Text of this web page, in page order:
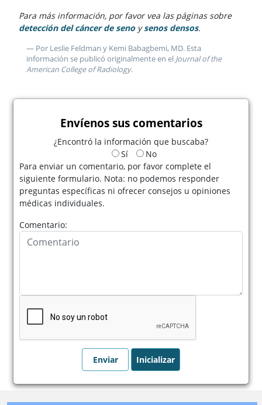
Para más información, por favor vea las páginas sobre
detección del cáncer de senoysenos densos.
— Por Leslie Feldman y Kemi Babagbemi, MD. Esta
información se publicó originalmente en el Journal of the
American College of Radiology.
Envíenos sus comentarios
¿Encontró la información que buscaba?
Sí
No
Para enviar un comentario, por favor complete el
siguiente formulario. Nota: no podemos responder
preguntas específicas ni ofrecer consejos u opiniones
médicas individuales.
Comentario: